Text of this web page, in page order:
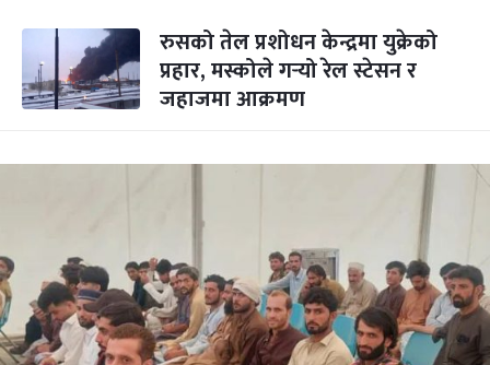
रुसको तेल प्रशोधन केन्द्रमा युक्रेको
प्रहार, मस्कोले गर्‍यो रेल स्टेसन र
जहाजमा आक्रमण